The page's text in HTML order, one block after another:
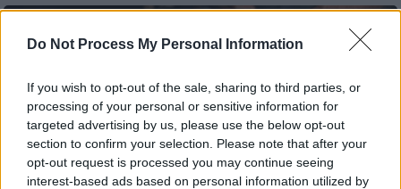
Do Not Process My Personal Information
If you wish to opt-out of the sale, sharing to third parties, or
processing of your personal or sensitive information for
targeted advertising by us, please use the below opt-out
section to confirm your selection. Please note that after your
opt-out request is processed you may continue seeing
interest-based ads based on personal information utilized by